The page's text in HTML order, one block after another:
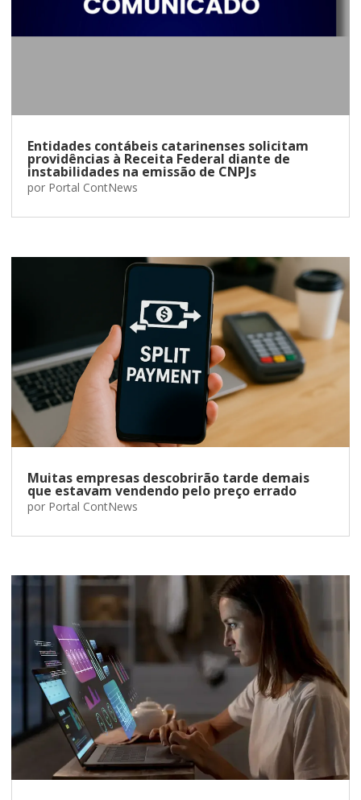
Entidades contábeis catarinenses solicitam
providências à Receita Federal diante de
instabilidades na emissão de CNPJs
por Portal ContNews
Muitas empresas descobrirão tarde demais
que estavam vendendo pelo preço errado
por Portal ContNews